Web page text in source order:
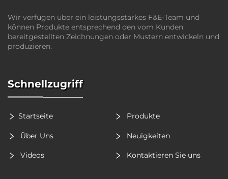
Wir verfügen über ein leistungsstarkes F&E-Team und
können Produkte entsprechend den vom Kunden
bereitgestellten Zeichnungen oder Mustern entwickeln und
produzieren.
Schnellzugriff
Startseite Produkte
Über Uns Neuigkeiten
Videos Kontaktieren Sie uns